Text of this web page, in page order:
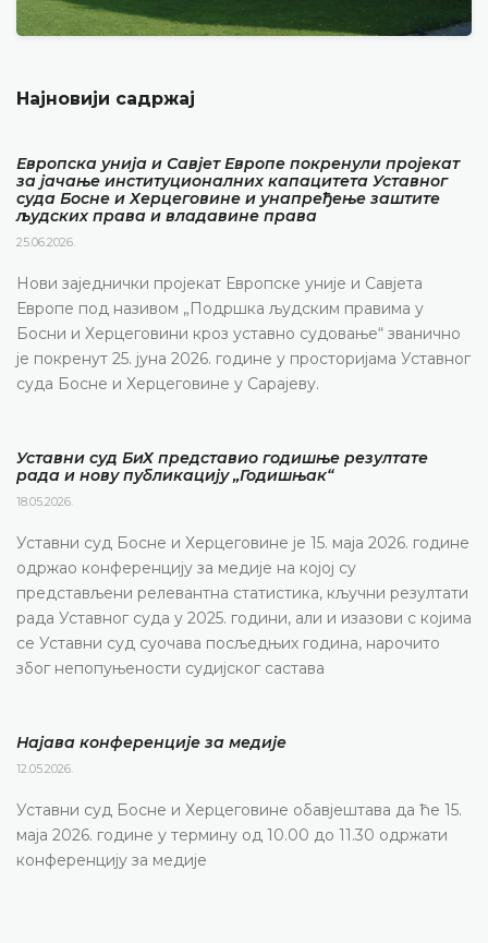
Најновији садржај
Европска унија и Савјет Европе покренули пројекат
за јачање институционалних капацитета Уставног
суда Босне и Херцеговине и унапређење заштите
људских права и владавине права
25.06.2026.
Нови заједнички пројекат Европске уније и Савјета
Европе под називом „Подршка људским правима у
Босни и Херцеговини кроз уставно судовање“ званично
је покренут 25. јуна 2026. године у просторијама Уставног
суда Босне и Херцеговине у Сарајеву.
Уставни суд БиХ представио годишње резултате
рада и нову публикацију „Годишњак“
18.05.2026.
Уставни суд Босне и Херцеговине је 15. маја 2026. године
одржао конференцију за медије на којој су
представљени релевантна статистика, кључни резултати
рада Уставног суда у 2025. години, али и изазови с којима
се Уставни суд суочава посљедњих година, нарочито
због непопуњености судијског састава
Најава конференције за медије
12.05.2026.
Уставни суд Босне и Херцеговине обавјештава да ће 15.
маја 2026. године у термину од 10.00 до 11.30 одржати
конференцију за медије